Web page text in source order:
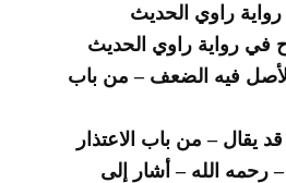
راوي الحديث
في رواية راوي الحديث
فيه الضعف – من باب
يقال – من باب الاعتذار
رحمه الله – أشار إلى